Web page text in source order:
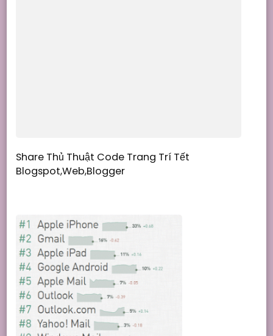
Share Thủ Thuật Code Trang Trí Tết
Blogspot,Web,Blogger